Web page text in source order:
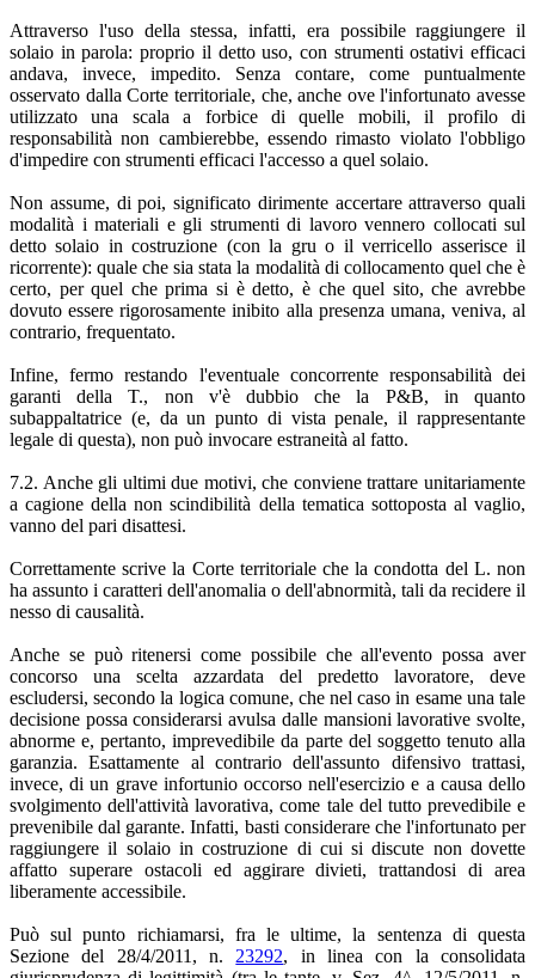
Attraverso l'uso della stessa, infatti, era possibile raggiungere il
solaio in parola: proprio il detto uso, con strumenti ostativi efficaci
andava, invece, impedito. Senza contare, come puntualmente
osservato dalla Corte territoriale, che, anche ove l'infortunato avesse
utilizzato una scala a forbice di quelle mobili, il profilo di
responsabilità non cambierebbe, essendo rimasto violato l'obbligo
d'impedire con strumenti efficaci l'accesso a quel solaio.
Non assume, di poi, significato dirimente accertare attraverso quali
modalità i materiali e gli strumenti di lavoro vennero collocati sul
detto solaio in costruzione (con la gru o il verricello asserisce il
ricorrente): quale che sia stata la modalità di collocamento quel che è
certo, per quel che prima si è detto, è che quel sito, che avrebbe
dovuto essere rigorosamente inibito alla presenza umana, veniva, al
contrario, frequentato.
Infine, fermo restando l'eventuale concorrente responsabilità dei
garanti della T., non v'è dubbio che la P&B, in quanto
subappaltatrice (e, da un punto di vista penale, il rappresentante
legale di questa), non può invocare estraneità al fatto.
7.2. Anche gli ultimi due motivi, che conviene trattare unitariamente
a cagione della non scindibilità della tematica sottoposta al vaglio,
vanno del pari disattesi.
Correttamente scrive la Corte territoriale che la condotta del L. non
ha assunto i caratteri dell'anomalia o dell'abnormità, tali da recidere il
nesso di causalità.
Anche se può ritenersi come possibile che all'evento possa aver
concorso una scelta azzardata del predetto lavoratore, deve
escludersi, secondo la logica comune, che nel caso in esame una tale
decisione possa considerarsi avulsa dalle mansioni lavorative svolte,
abnorme e, pertanto, imprevedibile da parte del soggetto tenuto alla
garanzia. Esattamente al contrario dell'assunto difensivo trattasi,
invece, di un grave infortunio occorso nell'esercizio e a causa dello
svolgimento dell'attività lavorativa, come tale del tutto prevedibile e
prevenibile dal garante. Infatti, basti considerare che l'infortunato per
raggiungere il solaio in costruzione di cui si discute non dovette
affatto superare ostacoli ed aggirare divieti, trattandosi di area
liberamente accessibile.
Può sul punto richiamarsi, fra le ultime, la sentenza di questa
Sezione del 28/4/2011, n. 23292, in linea con la consolidata